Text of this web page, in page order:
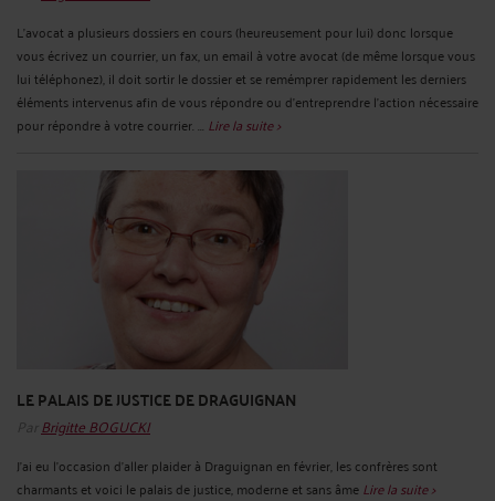
L'avocat a plusieurs dossiers en cours (heureusement pour lui) donc lorsque
vous écrivez un courrier, un fax, un email à votre avocat (de même lorsque vous
lui téléphonez), il doit sortir le dossier et se remémprer rapidement les derniers
éléments intervenus afin de vous répondre ou d'entreprendre l'action nécessaire
pour répondre à votre courrier. ... Lire la suite >
LE PALAIS DE JUSTICE DE DRAGUIGNAN
Par Brigitte BOGUCKI
J'ai eu l'occasion d'aller plaider à Draguignan en février, les confrères sont
charmants et voici le palais de justice, moderne et sans âmeLire la suite >